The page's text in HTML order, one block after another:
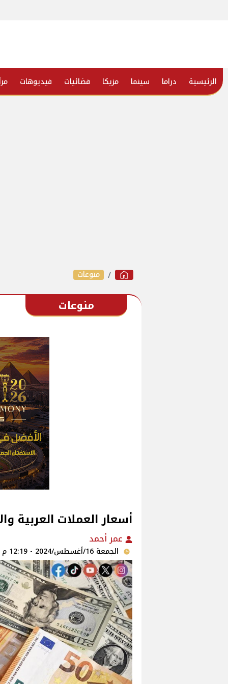
الرئيسية دراما سينما مزيكا فضائيات فيديوهات
منوعات
منوعات
أسعار العملات العربية
عمر أحمد
الجمعة 16/أغسطس/2024 - 12:19 م